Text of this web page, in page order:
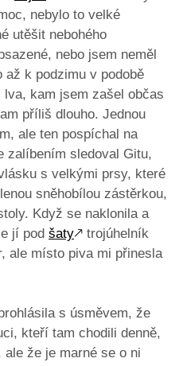
nebylo to velké
utěšit nebohého
nebo jsem neměl
až k podzimu v podobě
kam jsem zašel občas
příliš dlouho. Jednou
ale ten pospíchal na
zalíbením sledoval Gitu,
s velkými prsy, které
sněhobílou zástěrkou,
Když se naklonila a
jí pod šaty🡕 trojúhelník
ale místo piva mi přinesla
s úsměvem, že
kteří tam chodili denně,
že je marné se o ni